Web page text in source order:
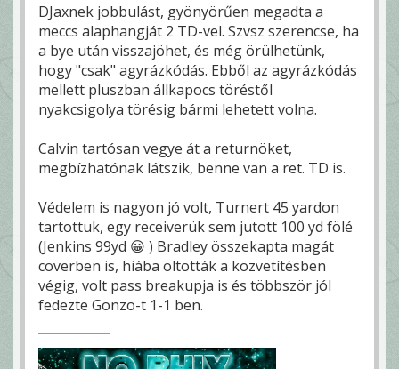
DJaxnek jobbulást, gyönyörűen megadta a
meccs alaphangját 2 TD-vel. Szvsz szerencse, ha
a bye után visszajöhet, és még örülhetünk,
hogy "csak" agyrázkódás. Ebből az agyrázkódás
mellett pluszban állkapocs töréstől
nyakcsigolya törésig bármi lehetett volna.
Calvin tartósan vegye át a returnöket,
megbízhatónak látszik, benne van a ret. TD is.
Védelem is nagyon jó volt, Turnert 45 yardon
tartottuk, egy receiverük sem jutott 100 yd fölé
(Jenkins 99yd 😀 ) Bradley összekapta magát
coverben is, hiába oltották a közvetítésben
végig, volt pass breakupja is és többször jól
fedezte Gonzo-t 1-1 ben.